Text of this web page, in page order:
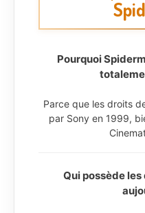
Pourquoi
Parce que les droits
par Sony en 1999,
Qui possède